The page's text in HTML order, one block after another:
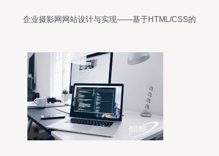
企业摄影网网站设计与实现——基于HTML/CSS的